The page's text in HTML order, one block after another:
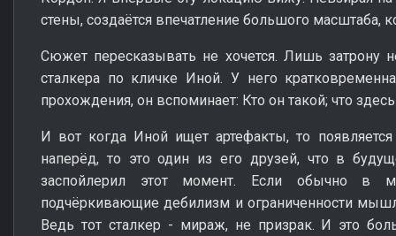
стены, создаётся впечатление большого масштаба,
Сюжет пересказывать не хочется. Лишь затрону
сталкера по кличке Иной. У него
прохождения, он вспоминает: Кто он такой; что
И вот когда Иной ищет артефакты, то
наперёд, то это один из его друзей, что в
заспойлерил этот момент. Если обычно в
подчёркивающие дебилизм и ограниченности
Ведь тот сталкер - мираж, не призрак. И это